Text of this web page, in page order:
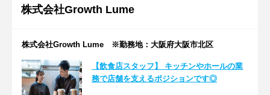
株式会社Growth Lume
株式会社Growth Lume ※勤務地：大阪府大阪市北区
【飲食店スタッフ】 キッチンやホールの業
務で店舗を支えるポジションです◎